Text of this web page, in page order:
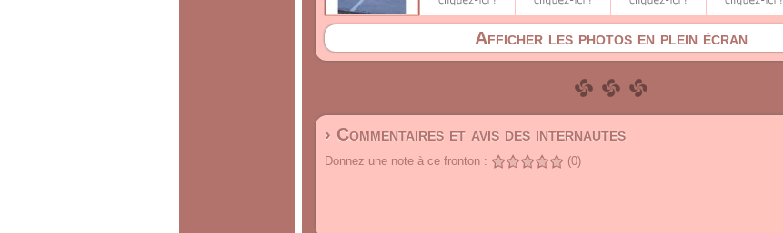
Afficher les photos en plein écran
› Commentaires et avis des internautes
Donnez une note à ce fronton : (0)